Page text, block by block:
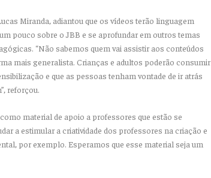
Miranda, adiantou que os vídeos terão linguagem
pouco sobre o JBB e se aprofundar em outros temas
“Não sabemos quem vai assistir aos conteúdos
mais generalista. Crianças e adultos poderão consumir
e que as pessoas tenham vontade de ir atrás
reforçou.
material de apoio a professores que estão se
a estimular a criatividade dos professores na criação e
por exemplo. Esperamos que esse material seja um